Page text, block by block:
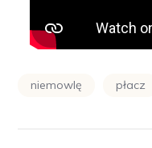
niemowlę płacz